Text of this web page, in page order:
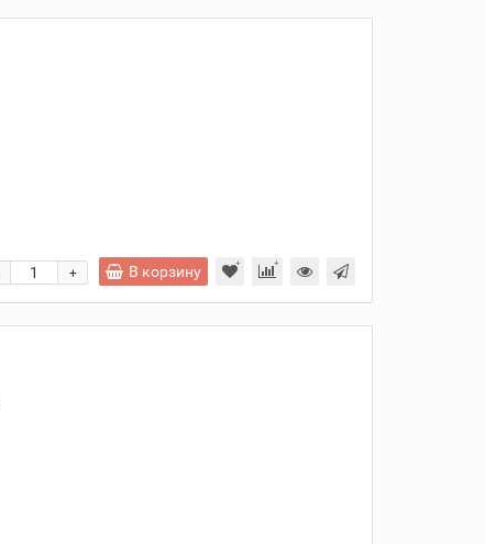
+ В корзину